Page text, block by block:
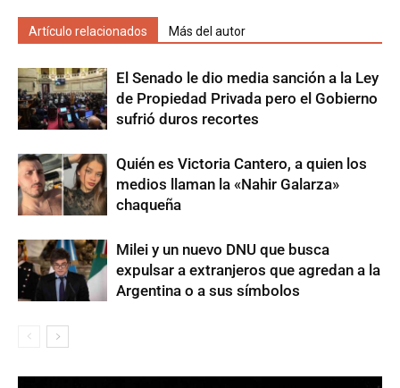
Artículo relacionados Más del autor
El Senado le dio media sanción a la Ley
de Propiedad Privada pero el Gobierno
sufrió duros recortes
Quién es Victoria Cantero, a quien los
medios llaman la «Nahir Galarza»
chaqueña
Milei y un nuevo DNU que busca
expulsar a extranjeros que agredan a la
Argentina o a sus símbolos